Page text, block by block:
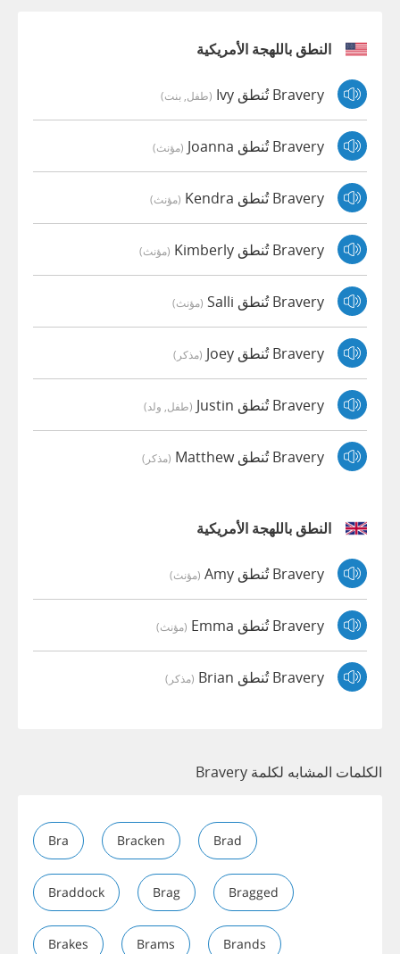
النطق باللهجة الأمريكية
Bravery تُنطق Ivy (طفل, بنت)
Bravery تُنطق Joanna (مؤنث)
Bravery تُنطق Kendra (مؤنث)
Bravery تُنطق Kimberly (مؤنث)
Bravery تُنطق Salli (مؤنث)
Bravery تُنطق Joey (مذكر)
Bravery تُنطق Justin (طفل, ولد)
Bravery تُنطق Matthew (مذكر)
النطق باللهجة الأمريكية
Bravery تُنطق Amy (مؤنث)
Bravery تُنطق Emma (مؤنث)
Bravery تُنطق Brian (مذكر)
الكلمات المشابه لكلمة Bravery
Bra Bracken Brad
Braddock Brag Bragged
Brakes Brams Brands